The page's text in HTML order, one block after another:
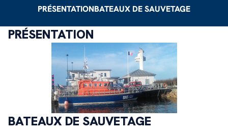
PRÉSENTATIONBATEAUX DE SAUVETAGE
PRÉSENTATION
BATEAUX DE SAUVETAGE